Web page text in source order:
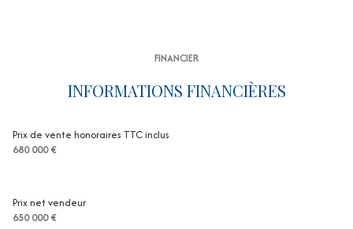
FINANCIER
INFORMATIONS FINANCIÈRES
Prix de vente honoraires TTC inclus
680 000 €
Prix net vendeur
650 000 €